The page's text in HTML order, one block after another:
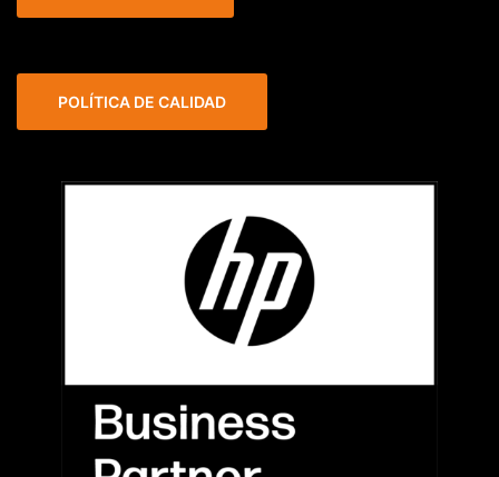
POLÍTICA DE CALIDAD